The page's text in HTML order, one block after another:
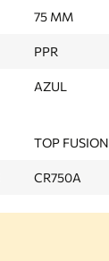
75 MM
PPR
AZUL
TOP FUSION
CR750A